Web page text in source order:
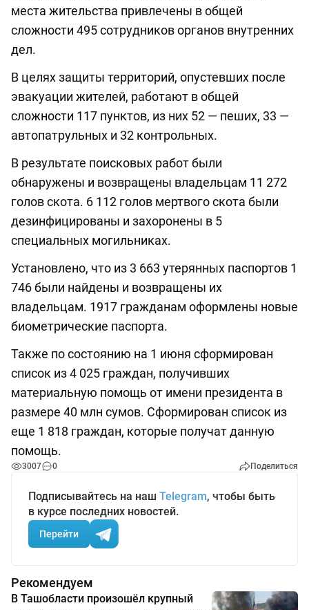
места жительства привлечены в общей
сложности 495 сотрудников органов внутренних
дел.
В целях защиты территорий, опустевших после
эвакуации жителей, работают в общей
сложности 117 пунктов, из них 52 — пеших, 33 —
автопатрульных и 32 контрольных.
В результате поисковых работ были
обнаружены и возвращены владельцам 11 272
голов скота. 6 112 голов мертвого скота были
дезинфицированы и захоронены в 5
специальных могильниках.
Установлено, что из 3 663 утерянных паспортов 1
746 были найдены и возвращены их
владельцам. 1917 гражданам оформлены новые
биометрические паспорта.
Также по состоянию на 1 июня сформирован
список из 4 025 граждан, получивших
материальную помощь от имени президента в
размере 40 млн сумов. Сформирован список из
еще 1 818 граждан, которые получат данную
помощь.
3007 0 Поделиться
Подписывайтесь на наш Telegram, чтобы быть
в курсе последних новостей.
Перейти
Рекомендуем
В Ташобласти произошёл крупный